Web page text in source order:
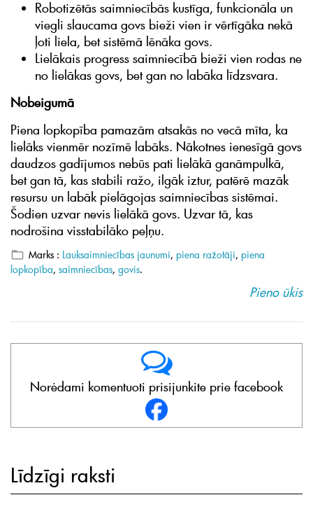
Robotizētās saimniecībās kustīga, funkcionāla un
viegli slaucama govs bieži vien ir vērtīgāka nekā
ļoti liela, bet sistēmā lēnāka govs.
Lielākais progress saimniecībā bieži vien rodas ne
no lielākas govs, bet gan no labāka līdzsvara.
Nobeigumā
Piena lopkopība pamazām atsakās no vecā mīta, ka
lielāks vienmēr nozīmē labāks. Nākotnes ienesīgā govs
daudzos gadījumos nebūs pati lielākā ganāmpulkā,
bet gan tā, kas stabili ražo, ilgāk iztur, patērē mazāk
resursu un labāk pielāgojas saimniecības sistēmai.
Šodien uzvar nevis lielākā govs. Uzvar tā, kas
nodrošina visstabilāko peļņu.
Marks : Lauksaimniecības jaunumi, piena ražotāji, piena
lopkopība, saimniecības, govis.
Pieno ūkis
Norėdami komentuoti prisijunkite prie facebook
Līdzīgi raksti